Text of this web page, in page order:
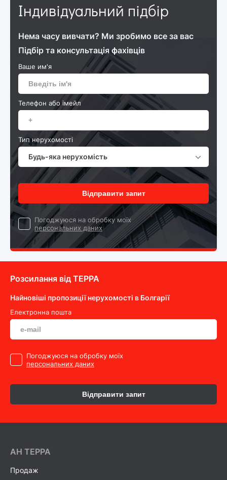
Індивідуальний підбір
Нема часу вивчати? Ми зробимо все за вас
Підбір та консультація фахівців
Ваше им'я
Телефон або імейл
Тип нерухомості
Будь-яка нерухомість
Відправити запит
Погоджуюся на обробку моїх
персональних даних
Розсилання від ТEPPA
Найновіші пропозиції нерухомості в Болгарії
Електронна пошта
Погоджуюся на обробку моїх
персональних даних
Відправити запит
AH ТEPPA
Продаж